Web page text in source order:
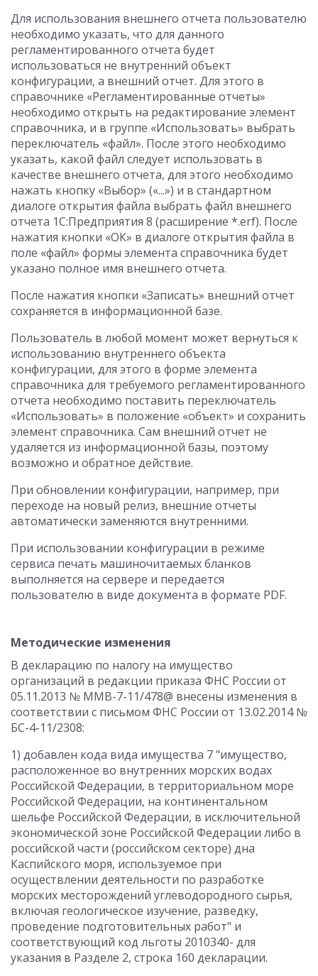
Для использования внешнего отчета пользователю
необходимо указать, что для данного
регламентированного отчета будет
использоваться не внутренний объект
конфигурации, а внешний отчет. Для этого в
справочнике «Регламентированные отчеты»
необходимо открыть на редактирование элемент
справочника, и в группе «Использовать» выбрать
переключатель «файл». После этого необходимо
указать, какой файл следует использовать в
качестве внешнего отчета, для этого необходимо
нажать кнопку «Выбор» («...») и в стандартном
диалоге открытия файла выбрать файл внешнего
отчета 1С:Предприятия 8 (расширение *.erf). После
нажатия кнопки «ОК» в диалоге открытия файла в
поле «файл» формы элемента справочника будет
указано полное имя внешнего отчета.
После нажатия кнопки «Записать» внешний отчет
сохраняется в информационной базе.
Пользователь в любой момент может вернуться к
использованию внутреннего объекта
конфигурации, для этого в форме элемента
справочника для требуемого регламентированного
отчета необходимо поставить переключатель
«Использовать» в положение «объект» и сохранить
элемент справочника. Сам внешний отчет не
удаляется из информационной базы, поэтому
возможно и обратное действие.
При обновлении конфигурации, например, при
переходе на новый релиз, внешние отчеты
автоматически заменяются внутренними.
При использовании конфигурации в режиме
сервиса печать машиночитаемых бланков
выполняется на сервере и передается
пользователю в виде документа в формате PDF.
Методические изменения
В декларацию по налогу на имущество
организаций в редакции приказа ФНС России от
05.11.2013 № ММВ-7-11/478@ внесены изменения в
соответствии с письмом ФНС России от 13.02.2014 №
БС-4-11/2308:
1) добавлен кода вида имущества 7 "имущество,
расположенное во внутренних морских водах
Российской Федерации, в территориальном море
Российской Федерации, на континентальном
шельфе Российской Федерации, в исключительной
экономической зоне Российской Федерации либо в
российской части (российском секторе) дна
Каспийского моря, используемое при
осуществлении деятельности по разработке
морских месторождений углеводородного сырья,
включая геологическое изучение, разведку,
проведение подготовительных работ" и
соответствующий код льготы 2010340- для
указания в Разделе 2, строка 160 декларации.